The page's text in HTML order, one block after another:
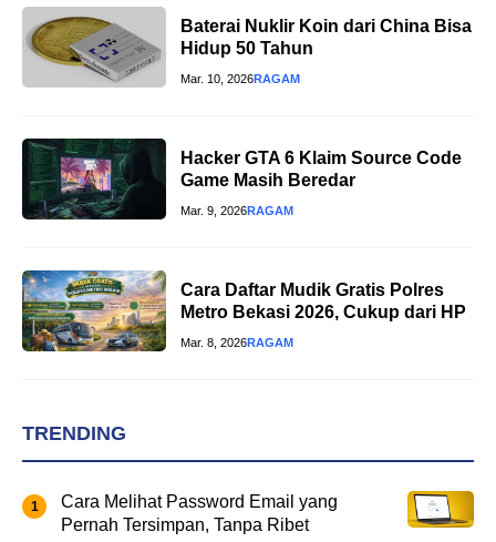
Baterai Nuklir Koin dari China Bisa
Hidup 50 Tahun
Mar. 10, 2026RAGAM
Hacker GTA 6 Klaim Source Code
Game Masih Beredar
Mar. 9, 2026RAGAM
Cara Daftar Mudik Gratis Polres
Metro Bekasi 2026, Cukup dari HP
Mar. 8, 2026RAGAM
TRENDING
Cara Melihat Password Email yang
Pernah Tersimpan, Tanpa Ribet